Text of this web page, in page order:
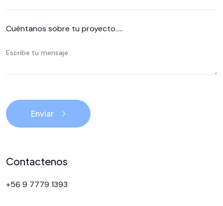
Cuéntanos sobre tu proyecto.....
Enviar
Contactenos
+56 9 7779 1393